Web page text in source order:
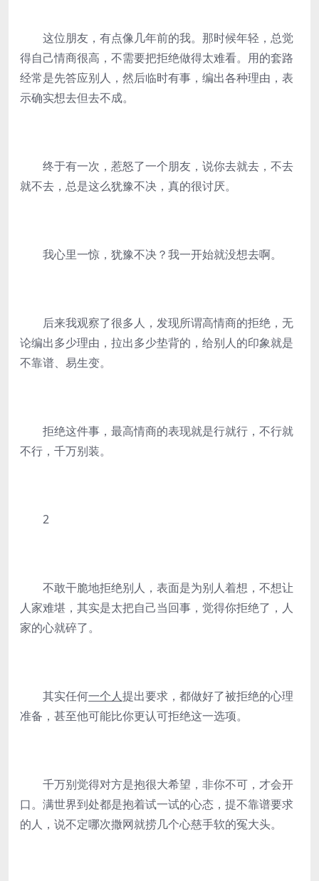
这位朋友，有点像几年前的我。那时候年轻，总觉
得自己情商很高，不需要把拒绝做得太难看。用的套路
经常是先答应别人，然后临时有事，编出各种理由，表
示确实想去但去不成。
终于有一次，惹怒了一个朋友，说你去就去，不去
就不去，总是这么犹豫不决，真的很讨厌。
我心里一惊，犹豫不决？我一开始就没想去啊。
后来我观察了很多人，发现所谓高情商的拒绝，无
论编出多少理由，拉出多少垫背的，给别人的印象就是
不靠谱、易生变。
拒绝这件事，最高情商的表现就是行就行，不行就
不行，千万别装。
2
不敢干脆地拒绝别人，表面是为别人着想，不想让
人家难堪，其实是太把自己当回事，觉得你拒绝了，人
家的心就碎了。
其实任何一个人提出要求，都做好了被拒绝的心理
准备，甚至他可能比你更认可拒绝这一选项。
千万别觉得对方是抱很大希望，非你不可，才会开
口。满世界到处都是抱着试一试的心态，提不靠谱要求
的人，说不定哪次撒网就捞几个心慈手软的冤大头。